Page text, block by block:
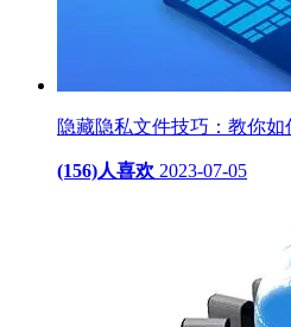
隐藏隐私文件技巧：教你
(156)人喜欢 2023-07-05